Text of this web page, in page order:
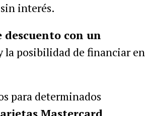
interés.
descuento con un
la posibilidad de financiar en
para determinados